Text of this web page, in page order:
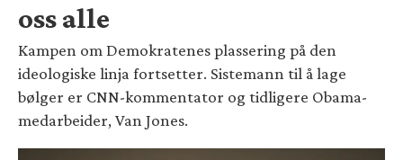
oss alle
Kampen om Demokratenes plassering på den
ideologiske linja fortsetter. Sistemann til å lage
bølger er CNN-kommentator og tidligere Obama-
medarbeider, Van Jones.